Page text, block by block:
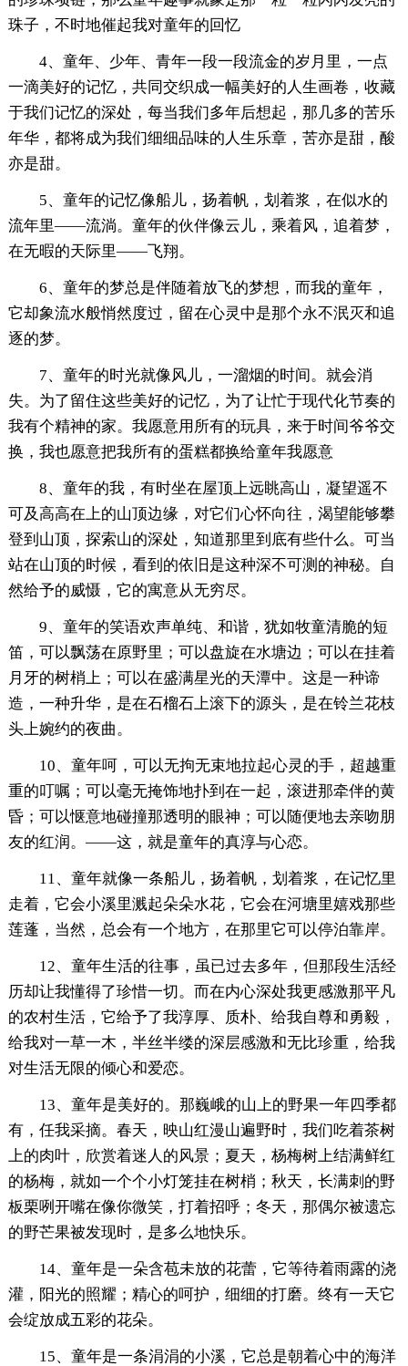
珠子，不时地催起我对童年的回忆
4、童年、少年、青年一段一段流金的岁月里，一点
一滴美好的记忆，共同交织成一幅美好的人生画卷，收藏
于我们记忆的深处，每当我们多年后想起，那几多的苦乐
年华，都将成为我们细细品味的人生乐章，苦亦是甜，酸
亦是甜。
5、童年的记忆像船儿，扬着帆，划着浆，在似水的
流年里——流淌。童年的伙伴像云儿，乘着风，追着梦，
在无暇的天际里——飞翔。
6、童年的梦总是伴随着放飞的梦想，而我的童年，
它却象流水般悄然度过，留在心灵中是那个永不泯灭和追
逐的梦。
7、童年的时光就像风儿，一溜烟的时间。就会消
失。为了留住这些美好的记忆，为了让忙于现代化节奏的
我有个精神的家。我愿意用所有的玩具，来于时间爷爷交
换，我也愿意把我所有的蛋糕都换给童年我愿意
8、童年的我，有时坐在屋顶上远眺高山，凝望遥不
可及高高在上的山顶边缘，对它们心怀向往，渴望能够攀
登到山顶，探索山的深处，知道那里到底有些什么。可当
站在山顶的时候，看到的依旧是这种深不可测的神秘。自
然给予的威慑，它的寓意从无穷尽。
9、童年的笑语欢声单纯、和谐，犹如牧童清脆的短
笛，可以飘荡在原野里；可以盘旋在水塘边；可以在挂着
月牙的树梢上；可以在盛满星光的天潭中。这是一种谛
造，一种升华，是在石榴石上滚下的源头，是在铃兰花枝
头上婉约的夜曲。
10、童年呵，可以无拘无束地拉起心灵的手，超越重
重的叮嘱；可以毫无掩饰地扑到在一起，滚进那牵伴的黄
昏；可以惬意地碰撞那透明的眼神；可以随便地去亲吻朋
友的红润。——这，就是童年的真淳与心恋。
11、童年就像一条船儿，扬着帆，划着浆，在记忆里
走着，它会小溪里溅起朵朵水花，它会在河塘里嬉戏那些
莲蓬，当然，总会有一个地方，在那里它可以停泊靠岸。
12、童年生活的往事，虽已过去多年，但那段生活经
历却让我懂得了珍惜一切。而在内心深处我更感激那平凡
的农村生活，它给予了我淳厚、质朴、给我自尊和勇毅，
给我对一草一木，半丝半缕的深层感激和无比珍重，给我
对生活无限的倾心和爱恋。
13、童年是美好的。那巍峨的山上的野果一年四季都
有，任我采摘。春天，映山红漫山遍野时，我们吃着茶树
上的肉叶，欣赏着迷人的风景；夏天，杨梅树上结满鲜红
的杨梅，就如一个个小灯笼挂在树梢；秋天，长满刺的野
板栗咧开嘴在像你微笑，打着招呼；冬天，那偶尔被遗忘
的野芒果被发现时，是多么地快乐。
14、童年是一朵含苞未放的花蕾，它等待着雨露的浇
灌，阳光的照耀；精心的呵护，细细的打磨。终有一天它
会绽放成五彩的花朵。
15、童年是一条涓涓的小溪，它总是朝着心中的海洋